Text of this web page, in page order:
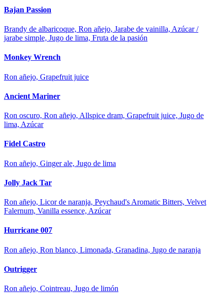
Bajan Passion
Brandy de albaricoque, Ron añejo, Jarabe de vainilla, Azúcar /
jarabe simple, Jugo de lima, Fruta de la pasión
Monkey Wrench
Ron añejo, Grapefruit juice
Ancient Mariner
Ron oscuro, Ron añejo, Allspice dram, Grapefruit juice, Jugo de
lima, Azúcar
Fidel Castro
Ron añejo, Ginger ale, Jugo de lima
Jolly Jack Tar
Ron añejo, Licor de naranja, Peychaud's Aromatic Bitters, Velvet
Falernum, Vanilla essence, Azúcar
Hurricane 007
Ron añejo, Ron blanco, Limonada, Granadina, Jugo de naranja
Outrigger
Ron añejo, Cointreau, Jugo de limón